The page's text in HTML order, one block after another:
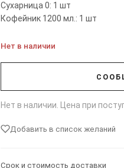
Сухарница 0: 1 шт
Кофейник 1200 мл.: 1 шт
Нет в наличии
Нет в наличии. Цена при
Добавить в список желаний
Срок и стоимость доставки